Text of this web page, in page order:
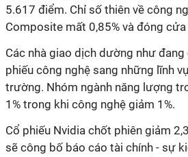
5.617 điểm. Chỉ số thiên về công
Composite mất 0,85% và đóng
Các nhà giao dịch dường như
phiếu công nghệ sang những lĩnh
trường. Nhóm ngành năng lượng
1% trong khi công nghệ giảm 1%.
Cổ phiếu Nvidia chốt phiên giảm
sẽ công bố báo cáo tài chính - sự